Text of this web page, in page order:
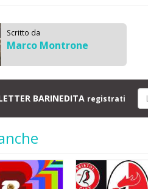
Scritto da
Marco Montrone
BARINEDITA registrati